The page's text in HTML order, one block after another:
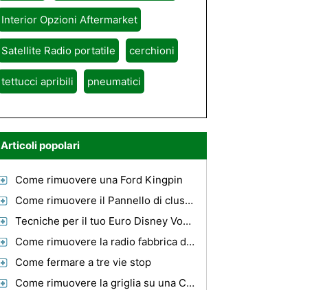
Interior Opzioni Aftermarket
Satellite Radio portatile cerchioni
tettucci apribili pneumatici
Articoli popolari
Come rimuovere una Ford Kingpin
Come rimuovere il Pannello di cluster su un 1995 Ford Bronco
Tecniche per il tuo Euro Disney Voyage
Come rimuovere la radio fabbrica da un 1994 Toyota 4Runner
Come fermare a tre vie stop
Come rimuovere la griglia su una Chevy Pickup 1997